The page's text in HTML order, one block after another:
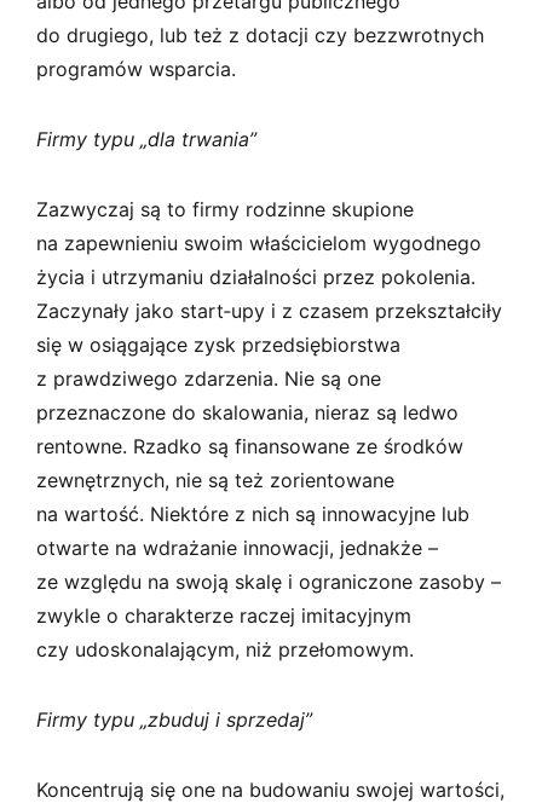
do drugiego, lub też z dotacji czy bezzwrotnych
programów wsparcia.
Firmy typu „dla trwania”
Zazwyczaj są to firmy rodzinne skupione
na zapewnieniu swoim właścicielom wygodnego
życia i utrzymaniu działalności przez pokolenia.
Zaczynały jako start­‑upy i z czasem przekształciły
się w osiągające zysk przedsiębiorstwa
z prawdziwego zdarzenia. Nie są one
przeznaczone do skalowania, nieraz są ledwo
rentowne. Rzadko są finansowane ze środków
zewnętrznych, nie są też zorientowane
na wartość. Niektóre z nich są innowacyjne lub
otwarte na wdrażanie innowacji, jednakże –
ze względu na swoją skalę i ograniczone zasoby –
zwykle o charakterze raczej imitacyjnym
czy udoskonalającym, niż przełomowym.
Firmy typu „zbuduj i sprzedaj”
Koncentrują się one na budowaniu swojej wartości,